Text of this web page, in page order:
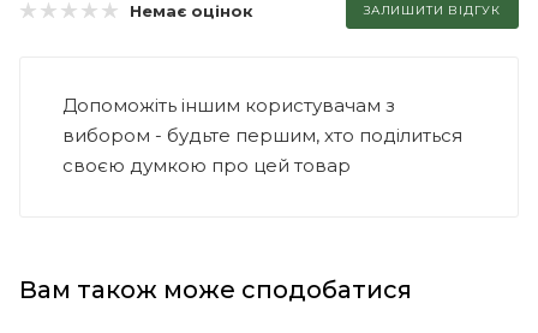
Немає оцінок ЗАЛИШИТИ ВІДГУК
Допоможіть іншим користувачам з
вибором - будьте першим, хто поділиться
своєю думкою про цей товар
Вам також може сподобатися